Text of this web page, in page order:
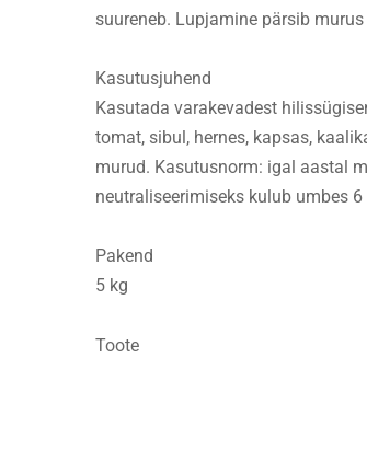
suureneb. Lupjamine pärsib
Kasutusjuhend
Kasutada varakevadest
tomat, sibul, hernes, kapsas,
murud. Kasutusnorm: igal aastal
neutraliseerimiseks kulub umbes
Pakend
5 kg
Toote